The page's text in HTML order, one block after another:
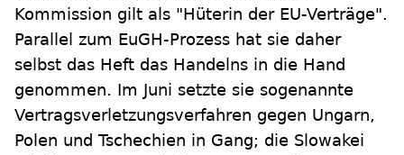
Kommission gilt als "Hüterin der EU-Verträge".
Parallel zum EuGH-Prozess hat sie daher
selbst das Heft das Handelns in die Hand
genommen. Im Juni setzte sie sogenannte
Vertragsverletzungsverfahren gegen Ungarn,
Polen und Tschechien in Gang; die Slowakei